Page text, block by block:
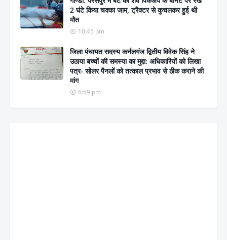
2 घंटे किया चक्का जाम, ट्रैक्टर से कुचलकर हुई थी
मौत
10:45 pm
जिला पंचायत सदस्य कर्नलगंज द्वितीय विवेक सिंह ने
उठाया बच्चों की समस्या का मुद्दा: अधिकारियों को लिखा
पत्र- सोलर पैनलों को तत्काल प्रभाव से ठीक कराने की
मांग
6:59 pm